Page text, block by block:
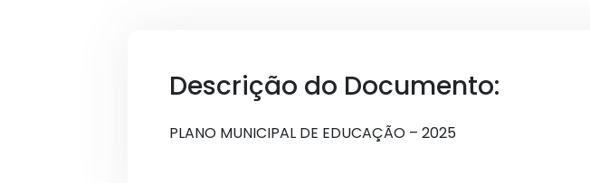
Descrição do Documento:
PLANO MUNICIPAL DE EDUCAÇÃO – 2025